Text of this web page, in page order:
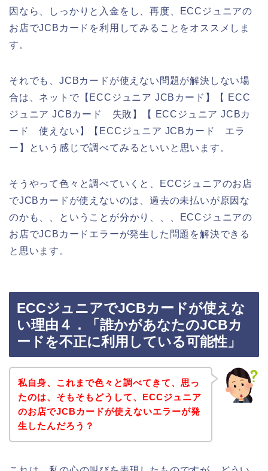
因なら、しっかりと入金をし、再度、ECCジュニアの
お店でJCBカードを利用してみることをオススメしま
す。
それでも、JCBカードが使えない問題が解決しない場
合は、ネットで【ECCジュニア JCBカード】【 ECC
ジュニア JCBカード 失敗】【 ECCジュニア JCBカ
ード 使えない】【ECCジュニア JCBカード エラ
ー】という感じで調べてみるといいと思います。
そうやって色々と調べていくと、ECCジュニアのお店
でJCBカードが使えないのは、過去の未払いが原因な
のかも、、ということが分かり、、、ECCジュニアの
お店でJCBカードエラーが発生した問題を解決できる
と思います。
ECCジュニアでJCBカードが使えな
い理由４．「誰かがあなたのJCBカ
ードを不正に利用している可能性」
私自身、これまで色々と調べてきて、思っ
たのは、そもそもどうして、ECCジュニア
のお店でJCBカードが使えないエラーが発
生したんだろう？